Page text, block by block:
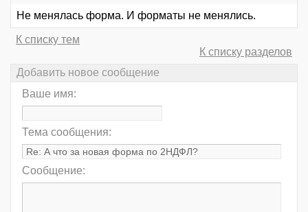
Не менялась форма. И форматы не менялись.
К списку тем
К списку разделов
Добавить новое сообщение
Ваше имя:
Тема сообщения:
Сообщение: